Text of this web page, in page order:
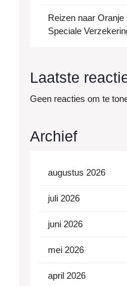
Reizen naar
Speciale
Laatste
Geen reacties om te
Archief
augustus 2026
juli 2026
juni 2026
mei 2026
april 2026